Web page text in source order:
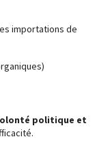
importations de
politique et